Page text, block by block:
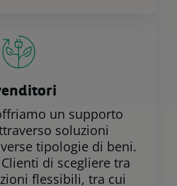
un supporto
soluzioni
tipologie di beni.
di scegliere tra
flessibili, tra cui